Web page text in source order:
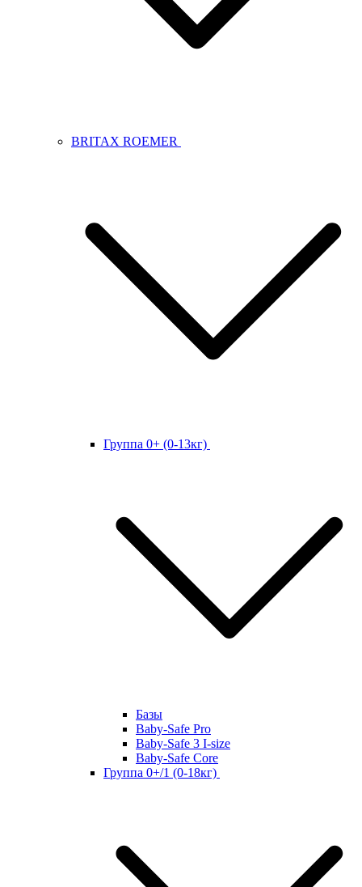
BRITAX ROEMER
Группа 0+ (0-13кг)
Базы
Baby-Safe Pro
Baby-Safe 3 I-size
Baby-Safe Core
Группа 0+/1 (0-18кг)